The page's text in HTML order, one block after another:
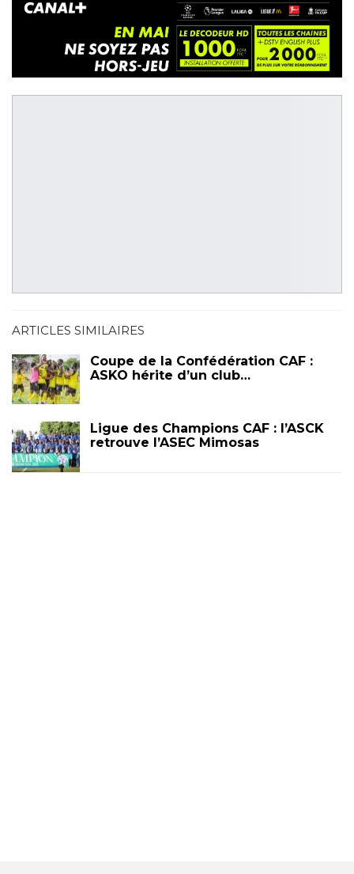
ARTICLES SIMILAIRES
Coupe de la Confédération CAF :
ASKO hérite d’un club…
Ligue des Champions CAF : l’ASCK
retrouve l’ASEC Mimosas